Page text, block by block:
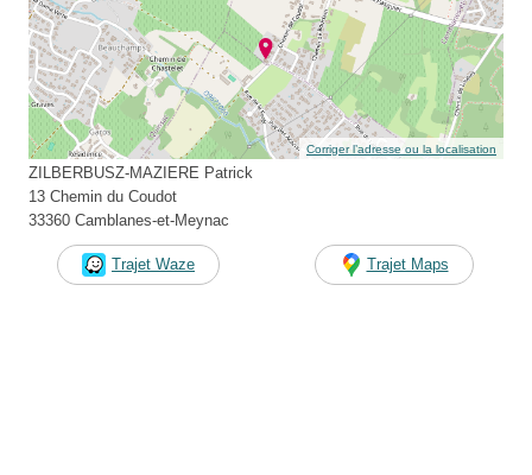
Corriger l’adresse ou la localisation
ZILBERBUSZ-MAZIERE Patrick
13 Chemin du Coudot
33360 Camblanes-et-Meynac
Trajet Waze Trajet Maps